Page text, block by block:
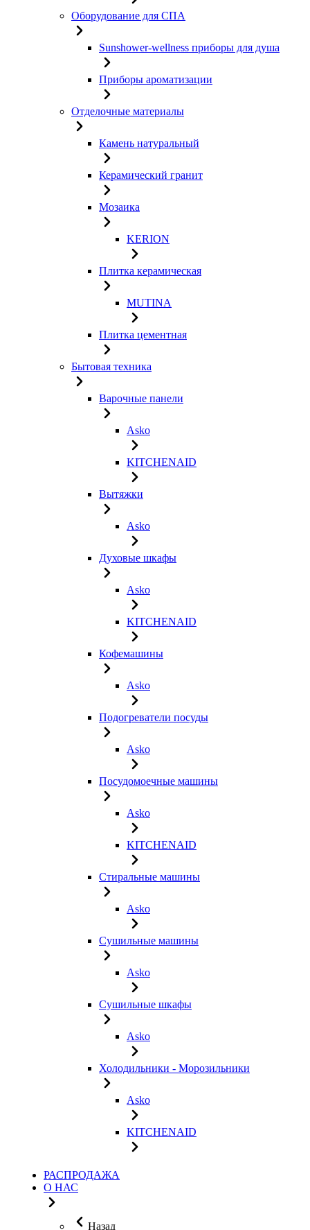
Оборудование для СПА
Sunshower-wellness приборы для душа
Приборы ароматизации
Отделочные материалы
Камень натуральный
Керамический гранит
Мозаика
KERION
Плитка керамическая
MUTINA
Плитка цементная
Бытовая техника
Варочные панели
Asko
KITCHENAID
Вытяжки
Asko
Духовые шкафы
Asko
KITCHENAID
Кофемашины
Asko
Подогреватели посуды
Asko
Посудомоечные машины
Asko
KITCHENAID
Стиральные машины
Asko
Сушильные машины
Asko
Сушильные шкафы
Asko
Холодильники - Морозильники
Asko
KITCHENAID
РАСПРОДАЖА
О НАС
Назад